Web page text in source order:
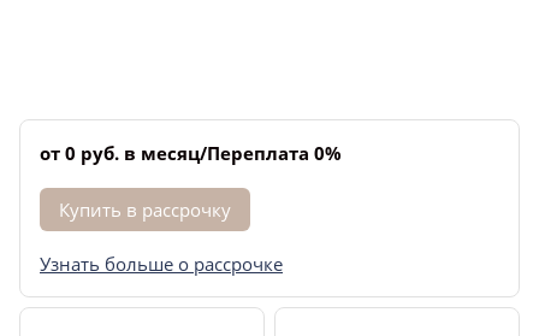
от 0 руб. в месяц/Переплата 0%
Купить в рассрочку
Узнать больше о рассрочке